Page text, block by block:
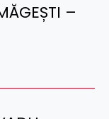
–